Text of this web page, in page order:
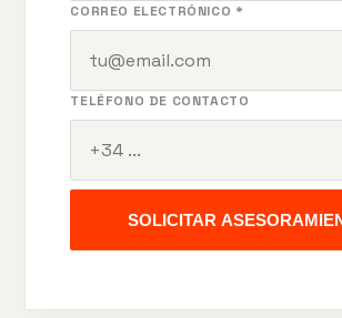
CORREO ELECTRÓNICO *
TELÉFONO DE CONTACTO
SOLICITAR